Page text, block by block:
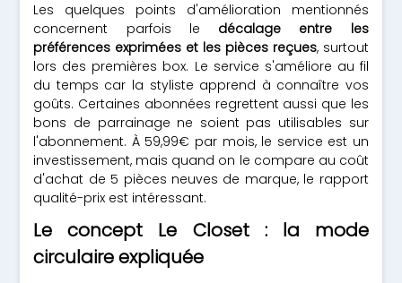
Les quelques points d'amélioration mentionnés
concernent parfois le décalage entre les
préférences exprimées et les pièces reçues, surtout
lors des premières box. Le service s'améliore au fil
du temps car la styliste apprend à connaître vos
goûts. Certaines abonnées regrettent aussi que les
bons de parrainage ne soient pas utilisables sur
l'abonnement. À 59,99€ par mois, le service est un
investissement, mais quand on le compare au coût
d'achat de 5 pièces neuves de marque, le rapport
qualité-prix est intéressant.
Le concept Le Closet : la mode
circulaire expliquée